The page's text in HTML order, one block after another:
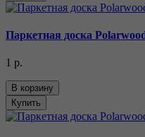
Паркетная доска
1 р.
В корзину
Купить